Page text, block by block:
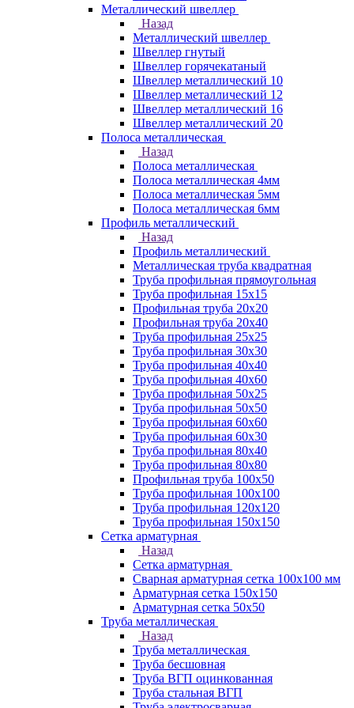
Металлический швеллер
Назад
Металлический швеллер
Швеллер гнутый
Швеллер горячекатаный
Швеллер металлический 10
Швеллер металлический 12
Швеллер металлический 16
Швеллер металлический 20
Полоса металлическая
Назад
Полоса металлическая
Полоса металлическая 4мм
Полоса металлическая 5мм
Полоса металлическая 6мм
Профиль металлический
Назад
Профиль металлический
Металлическая труба квадратная
Труба профильная прямоугольная
Труба профильная 15х15
Профильная труба 20х20
Профильная труба 20х40
Труба профильная 25х25
Труба профильная 30x30
Труба профильная 40х40
Труба профильная 40х60
Труба профильная 50х25
Труба профильная 50х50
Труба профильная 60x60
Труба профильная 60х30
Труба профильная 80х40
Труба профильная 80х80
Профильная труба 100х50
Труба профильная 100х100
Труба профильная 120х120
Труба профильная 150х150
Сетка арматурная
Назад
Сетка арматурная
Сварная арматурная сетка 100х100 мм
Арматурная сетка 150х150
Арматурная сетка 50х50
Труба металлическая
Назад
Труба металлическая
Труба бесшовная
Труба ВГП оцинкованная
Труба стальная ВГП